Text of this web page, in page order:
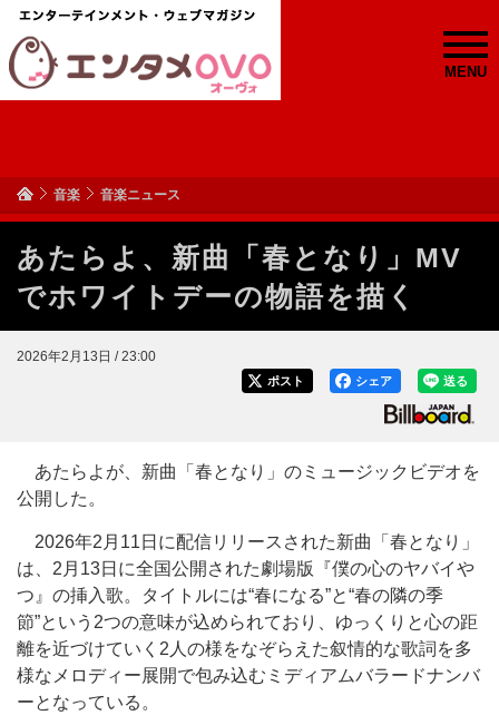
MENU
音楽 音楽ニュース
あたらよ、新曲「春となり」MV
でホワイトデーの物語を描く
2026年2月13日 / 23:00
送る
シェア
ポスト
あたらよが、新曲「春となり」のミュージックビデオを
公開した。
2026年2月11日に配信リリースされた新曲「春となり」
は、2月13日に全国公開された劇場版『僕の心のヤバイや
つ』の挿入歌。タイトルには“春になる”と“春の隣の季
節”という2つの意味が込められており、ゆっくりと心の距
離を近づけていく2人の様をなぞらえた叙情的な歌詞を多
様なメロディー展開で包み込むミディアムバラードナンバ
ーとなっている。